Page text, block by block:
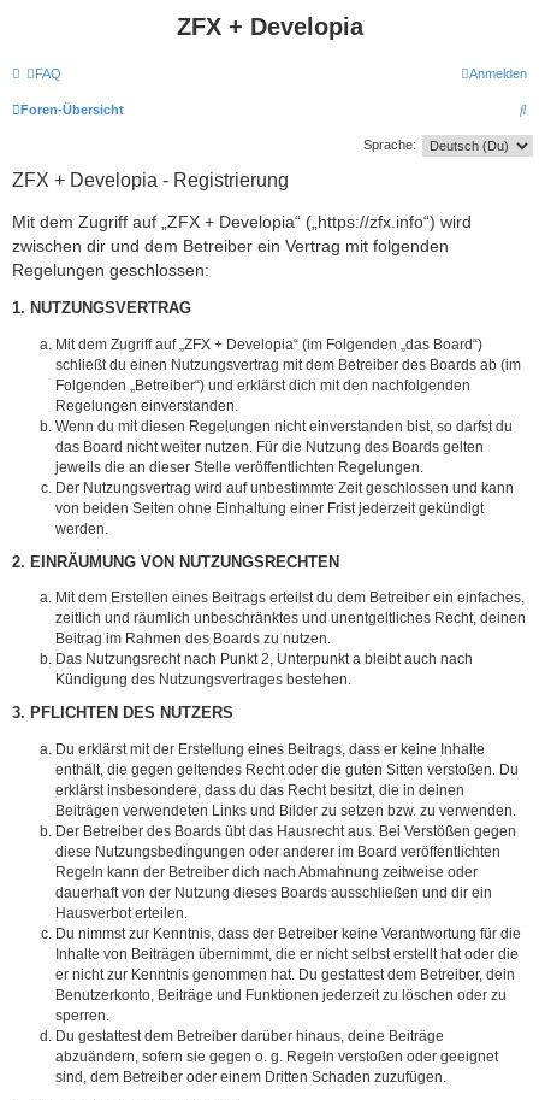
ZFX + Developia
FAQ Anmelden
Foren-Übersicht
S
u
Sprache:
ZFX + Developia - Registrierung
Mit dem Zugriff auf „ZFX + Developia“ („https://zfx.info“) wird
zwischen dir und dem Betreiber ein Vertrag mit folgenden
Regelungen geschlossen:
1. NUTZUNGSVERTRAG
Mit dem Zugriff auf „ZFX + Developia“ (im Folgenden „das Board“)
schließt du einen Nutzungsvertrag mit dem Betreiber des Boards ab (im
Folgenden „Betreiber“) und erklärst dich mit den nachfolgenden
Regelungen einverstanden.
Wenn du mit diesen Regelungen nicht einverstanden bist, so darfst du
das Board nicht weiter nutzen. Für die Nutzung des Boards gelten
jeweils die an dieser Stelle veröffentlichten Regelungen.
Der Nutzungsvertrag wird auf unbestimmte Zeit geschlossen und kann
von beiden Seiten ohne Einhaltung einer Frist jederzeit gekündigt
werden.
2. EINRÄUMUNG VON NUTZUNGSRECHTEN
Mit dem Erstellen eines Beitrags erteilst du dem Betreiber ein einfaches,
zeitlich und räumlich unbeschränktes und unentgeltliches Recht, deinen
Beitrag im Rahmen des Boards zu nutzen.
Das Nutzungsrecht nach Punkt 2, Unterpunkt a bleibt auch nach
Kündigung des Nutzungsvertrages bestehen.
3. PFLICHTEN DES NUTZERS
Du erklärst mit der Erstellung eines Beitrags, dass er keine Inhalte
enthält, die gegen geltendes Recht oder die guten Sitten verstoßen. Du
erklärst insbesondere, dass du das Recht besitzt, die in deinen
Beiträgen verwendeten Links und Bilder zu setzen bzw. zu verwenden.
Der Betreiber des Boards übt das Hausrecht aus. Bei Verstößen gegen
diese Nutzungsbedingungen oder anderer im Board veröffentlichten
Regeln kann der Betreiber dich nach Abmahnung zeitweise oder
dauerhaft von der Nutzung dieses Boards ausschließen und dir ein
Hausverbot erteilen.
Du nimmst zur Kenntnis, dass der Betreiber keine Verantwortung für die
Inhalte von Beiträgen übernimmt, die er nicht selbst erstellt hat oder die
er nicht zur Kenntnis genommen hat. Du gestattest dem Betreiber, dein
Benutzerkonto, Beiträge und Funktionen jederzeit zu löschen oder zu
sperren.
Du gestattest dem Betreiber darüber hinaus, deine Beiträge
abzuändern, sofern sie gegen o. g. Regeln verstoßen oder geeignet
sind, dem Betreiber oder einem Dritten Schaden zuzufügen.